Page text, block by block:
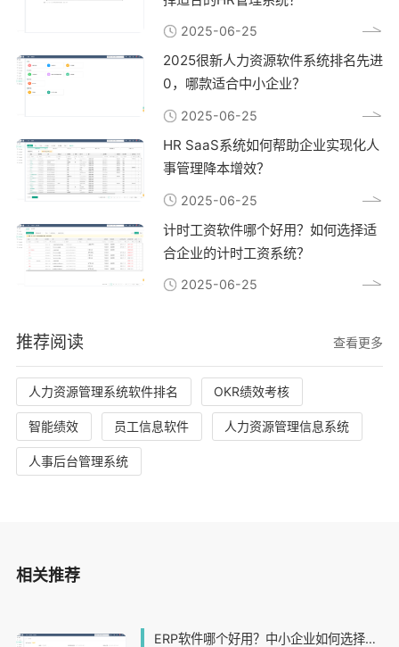
2025-06-25
2025很新人力资源软件系统排名先进
0，哪款适合中小企业？
2025-06-25
HR SaaS系统如何帮助企业实现化人
事管理降本增效？
2025-06-25
计时工资软件哪个好用？如何选择适
合企业的计时工资系统？
2025-06-25
推荐阅读 查看更多
人力资源管理系统软件排名 OKR绩效考核
智能绩效 员工信息软件 人力资源管理信息系统
人事后台管理系统
相关推荐
ERP软件哪个好用？中小企业如何选择适合的HR管理系统？